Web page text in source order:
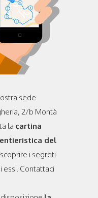
sede
2/b Montà
la cartina
del
i segreti
essi. Contattaci